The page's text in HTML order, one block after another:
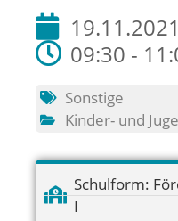
19.11.2021
09:30 -
Sonstige
Kinder- und
Schulform:
I